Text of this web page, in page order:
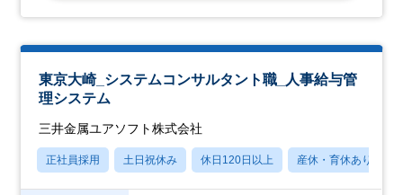
東京大崎_システムコンサルタント職_人事給与管
理システム
三井金属ユアソフト株式会社
正社員採用 土日祝休み 休日120日以上 産休・育休あり